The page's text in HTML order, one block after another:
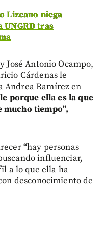
Lizcano niega
UNGRD tras
José Antonio Ocampo,
Cárdenas le
Andrea Ramírez en
porque ella es la que
mucho tiempo”,
“hay personas
influenciar,
a lo que ella ha
desconocimiento de